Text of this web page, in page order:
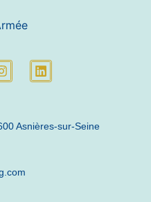
Asnières-sur-Seine